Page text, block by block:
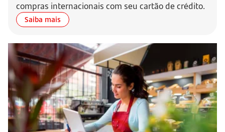
compras internacionais com seu cartão de crédito.
Saiba mais